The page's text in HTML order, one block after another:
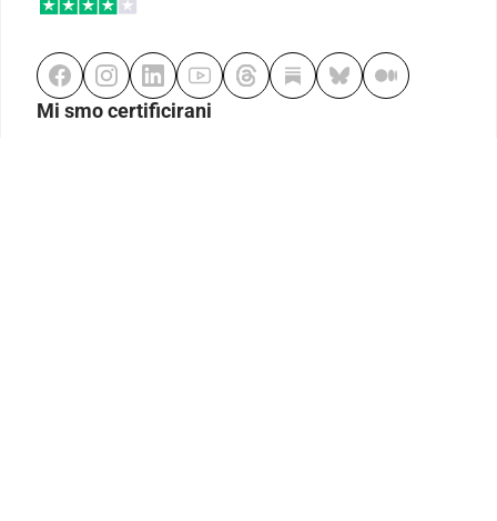
Mi smo certificirani